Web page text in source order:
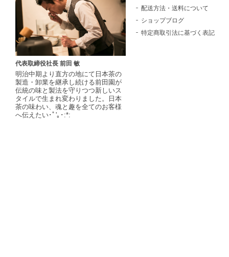
代表取締役社長 前田 敏
明治中期より直方の地にて日本茶の
製造・卸業を継承し続ける前田園が
伝統の味と製法を守りつつ新しいス
タイルで生まれ変わりました。日本
茶の味わい、魂と趣を全てのお客様
へ伝えたい･ﾟ'｡･:*:
配送方法・送料について
ショップブログ
特定商取引法に基づく表記